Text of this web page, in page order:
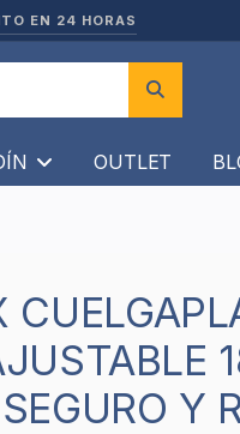
EN 24 HORAS
OUTLET
Y